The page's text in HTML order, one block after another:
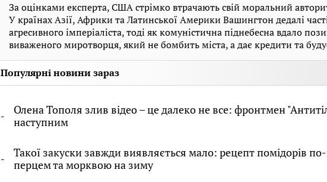
За оцінками експерта, США стрімко втрачають свій моральний
У країнах Азії, Африки та Латинської Америки Вашингтон дедалі
агресивного імперіаліста, тоді як комуністична піднебесна вдало
виваженого миротворця, який не бомбить міста, а дає кредити та
Популярні новини зараз
Олена Тополя злив відео – це далеко не все: фронтмен
наступним
Такої закуски завжди виявляється мало: рецепт помідорів
перцем та морквою на зиму